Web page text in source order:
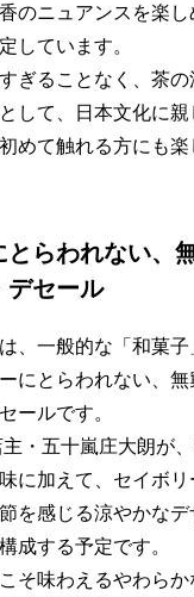
のニュアンスを楽
しています。
ぎることなく、茶
して、日本文化に
めて触れる方にも
とらわれない、
デセール
、一般的な「和菓子
にとらわれない、
ールです。
・五十嵐庄大朗が
に加えて、セイボ
を感じる涼やかな
成する予定です。
そ味わえるやわら